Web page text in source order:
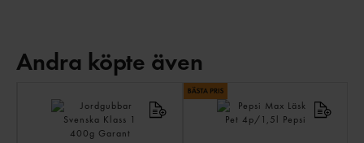
Andra köpte även